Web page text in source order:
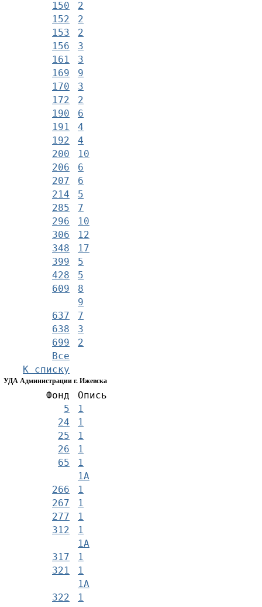
150
2
152
2
153
2
156
3
161
3
169
9
170
3
172
2
190
6
191
4
192
4
200
10
206
6
207
6
214
5
285
7
296
10
306
12
348
17
399
5
428
5
609
8
9
637
7
638
3
699
2
Все
К списку
УДА Администрации г. Ижевска
Фонд
Опись
5
1
24
1
25
1
26
1
65
1
1А
266
1
267
1
277
1
312
1
1А
317
1
321
1
1А
322
1